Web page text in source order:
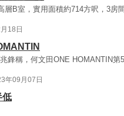
層B室，實用面積約714方呎，3房
18日
鋒稱，何文田ONE HOMANTIN
年09月07日
低